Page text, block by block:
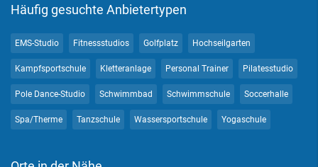
Häufig gesuchte Anbietertypen
EMS-Studio Fitnessstudios Golfplatz Hochseilgarten
Kampfsportschule Kletteranlage Personal Trainer Pilatesstudio
Pole Dance-Studio Schwimmbad Schwimmschule Soccerhalle
Spa/Therme Tanzschule Wassersportschule Yogaschule